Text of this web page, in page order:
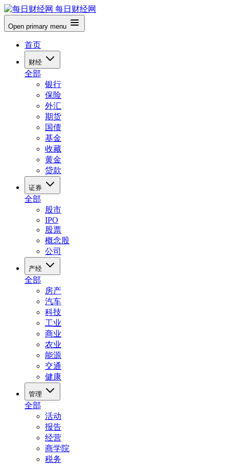
每日财经网
Open primary menu
首页
财经
全部
银行
保险
外汇
期货
国债
基金
收藏
黄金
贷款
证券
全部
股市
IPO
股票
概念股
公司
产经
全部
房产
汽车
科技
工业
商业
农业
能源
交通
健康
管理
全部
活动
报告
经营
商学院
税务